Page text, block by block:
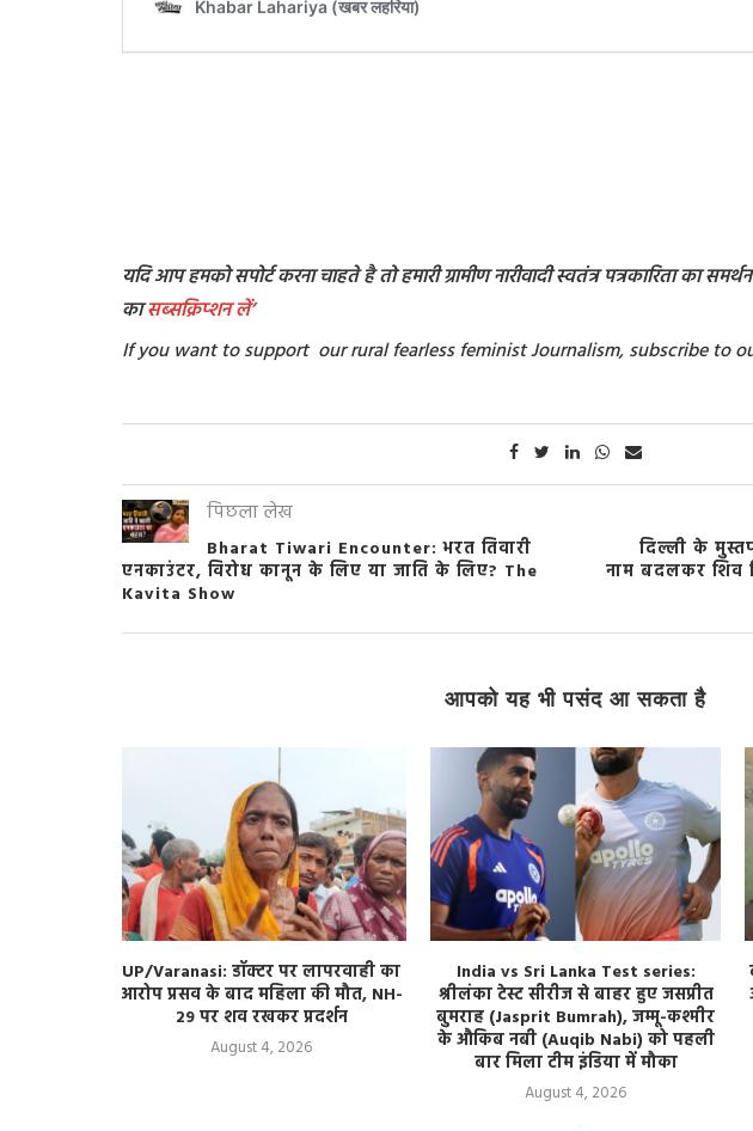
यदि आप हमको सपोर्ट करना चाहते है तो हमारी ग्रामीण नारीवादी स्वतंत्र पत्रकारिता का
कासब्सक्रिप्शनलें’
If you want to support our rural fearless feminist Journalism, subscribe to
पिछला लेख
Bharat Tiwari Encounter: भरत तिवारी
एनकाउंटर, विरोध कानून के लिए या जाति के लिए? The
Kavita Show
दिल्ली के
नाम बदलकर शिव
आपको यह भी पसंद आ सकता है
UP/Varanasi: डॉक्टर पर लापरवाही का
आरोप प्रसव के बाद महिला की मौत, NH-
29 पर शव रखकर प्रदर्शन
August 4, 2026
India vs Sri Lanka Test series:
श्रीलंका टेस्ट सीरीज से बाहर हुए जसप्रीत
बुमराह (Jasprit Bumrah), जम्मू-कश्मीर
के औकिब नबी (Auqib Nabi) को पहली
बार मिला टीम इंडिया में मौका
August 4, 2026